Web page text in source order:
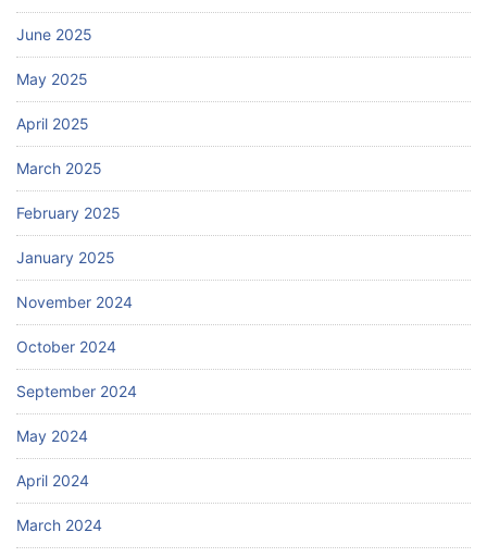
June 2025
May 2025
April 2025
March 2025
February 2025
January 2025
November 2024
October 2024
September 2024
May 2024
April 2024
March 2024